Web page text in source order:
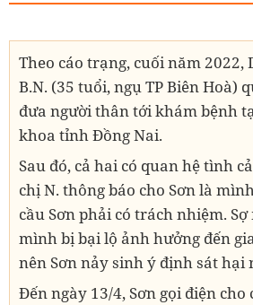
Theo cáo trạng, cuối năm 2022,
B.N. (35 tuổi, ngụ TP Biên Hoà)
đưa người thân tới khám bệnh
khoa tỉnh Đồng Nai.
Sau đó, cả hai có quan hệ tình
chị N. thông báo cho Sơn là
cầu Sơn phải có trách nhiệm.
mình bị bại lộ ảnh hưởng đến
nên Sơn nảy sinh ý định sát hại
Đến ngày 13/4, Sơn gọi điện cho